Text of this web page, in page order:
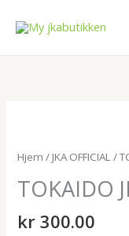
rett
Hjem / JKA OFFICIAL/
TOKAIDO
kr 300.00
T-
WOMEN